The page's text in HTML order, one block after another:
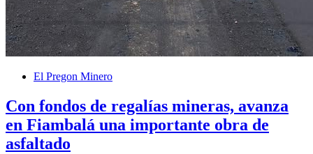
El Pregon Minero
Con fondos de regalías mineras, avanza
en Fiambalá una importante obra de
asfaltado